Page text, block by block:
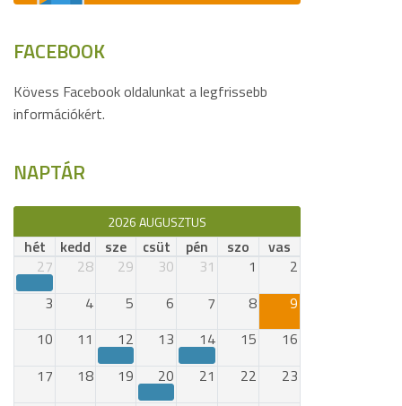
FACEBOOK
Kövess Facebook oldalunkat a legfrissebb
információkért.
NAPTÁR
2026 AUGUSZTUS
hét kedd sze csüt pén szo
vas
27
28 29 30 31 1
2
3
4 5 6 7 8
9
10
11 12 13 14 15
16
17
18 19 20 21 22
23